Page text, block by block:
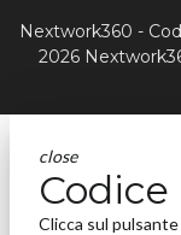
Nextwork360 -
2026
close
Codice
Clicca sul